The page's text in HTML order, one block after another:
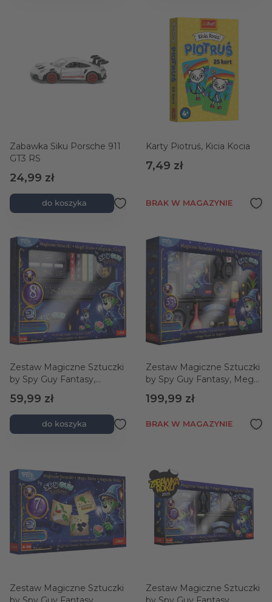
Zabawka Siku Porsche 911
GT3 RS
24,99 zł
do koszyka
Karty Piotruś, Kicia Kocia
7,49 zł
BRAK W MAGAZYNIE
Zestaw Magiczne Sztuczki
by Spy Guy Fantasy,
Przybornik Magika
59,99 zł
do koszyka
Zestaw Magiczne Sztuczki
by Spy Guy Fantasy, Mega
Skarbiec Magika
199,99 zł
BRAK W MAGAZYNIE
Zestaw Magiczne Sztuczki
Zestaw Magiczne Sztuczki